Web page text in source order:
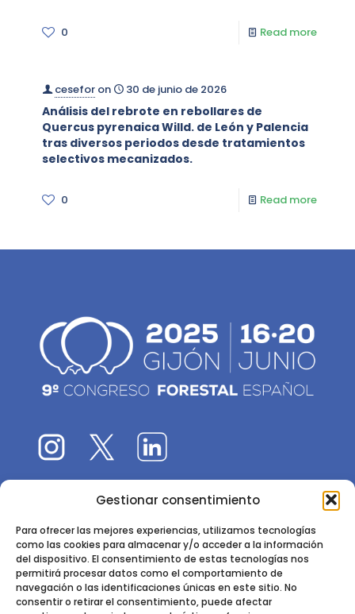
Gestionar consentimiento
Para ofrecer las mejores experiencias, utilizamos tecnologías
como las cookies para almacenar y/o acceder a la información
del dispositivo. El consentimiento de estas tecnologías nos
permitirá procesar datos como el comportamiento de
navegación o las identificaciones únicas en este sitio. No
consentir o retirar el consentimiento, puede afectar
0 Read more
cesefor on 30 de junio de 2026
Análisis del rebrote en rebollares de
Quercus pyrenaica Willd. de León y Palencia
tras diversos periodos desde tratamientos
selectivos mecanizados.
0 Read more
El 9CFE es una actividad promovida por laSociedad
Instituto de Ciencias Forestales, INIA-CSIC
Ctra. de la Coruña km 7,5 - 28040 Madrid